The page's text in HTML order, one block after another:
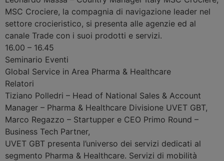
MSC Crociere, la compagnia di navigazione leader nel
settore crocieristico, si presenta alle agenzie ed al
canale Trade con i suoi prodotti e servizi.
16.00 – 16.45
Seminario Eventi
Global Service in Area Pharma & Healthcare
Relatori
Tiziano Polledri – Head of National Sales & Account
Manager – Pharma & Healthcare Divisione UVET GBT,
Marco Regazzo – Startupper e CEO Primo Round –
Business Tech Partner,
UVET GBT presenta l’universo dei servizi dedicati al
segmento Pharma & Healthcare. Servizi di mobilità